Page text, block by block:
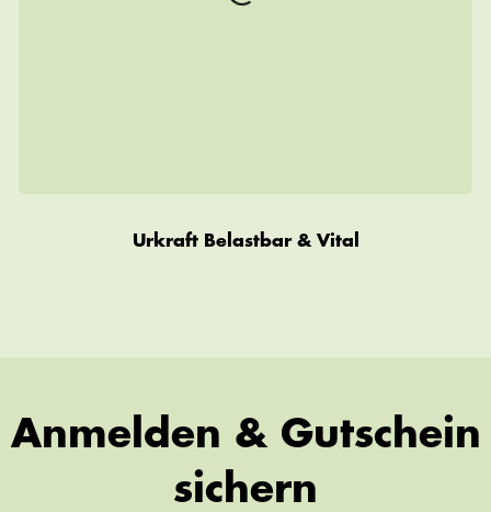
Urkraft Belastbar & Vital
Anmelden & Gutschein
sichern